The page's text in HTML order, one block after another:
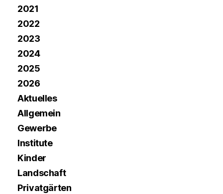
2021
2022
2023
2024
2025
2026
Aktuelles
Allgemein
Gewerbe
Institute
Kinder
Landschaft
Privatgärten